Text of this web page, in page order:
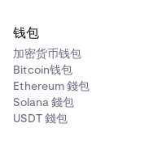
市价单保护
MPP 继承自基础资产对
每对 MPP
钱包
加密货币钱包
Bitcoin钱包
Ethereum 錢包
Solana 錢包
USDT 錢包